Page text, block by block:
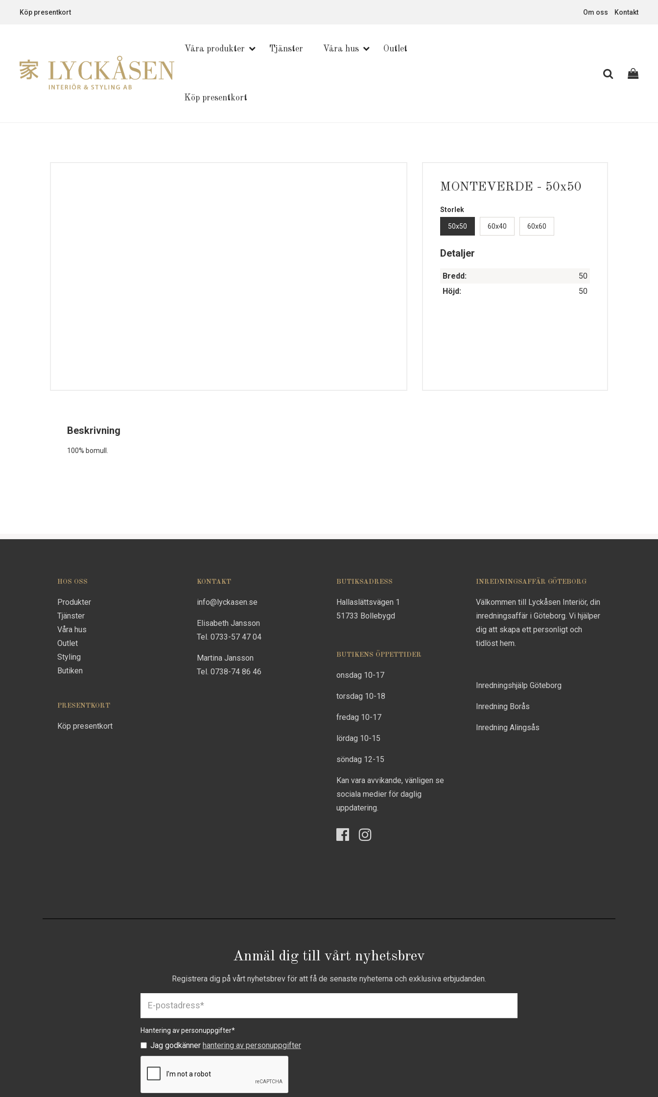
Köp presentkort Om oss Kontakt
Våra produkter Tjänster Våra hus Outlet
Köp presentkort
MONTEVERDE - 50x50
Storlek
50x50 60x40 60x60
Detaljer
Bredd:
50
Höjd:
50
Beskrivning
100% bomull.
HOS OSS
Produkter
Tjänster
Våra hus
Outlet
Styling
Butiken
PRESENTKORT
Köp presentkort
KONTAKT
info@lyckasen.se
Elisabeth Jansson
Tel. 0733-57 47 04
Martina Jansson
Tel. 0738-74 86 46
BUTIKSADRESS
Hallaslättsvägen 1
51733 Bollebygd
BUTIKENS ÖPPETTIDER
onsdag 10-17
torsdag 10-18
fredag 10-17
lördag 10-15
söndag 12-15
Kan vara avvikande, vänligen se
sociala medier för daglig
uppdatering.
INREDNINGSAFFÄR GÖTEBORG
Välkommen till Lyckåsen Interiör, din
inredningsaffär i Göteborg. Vi hjälper
dig att skapa ett personligt och
tidlöst hem.
Inredningshjälp Göteborg
Inredning Borås
Inredning Alingsås
Anmäl dig till vårt nyhetsbrev
Registrera dig på vårt nyhetsbrev för att få de senaste nyheterna och exklusiva erbjudanden.
Hantering av personuppgifter*
Jag godkänner hantering av personuppgifter